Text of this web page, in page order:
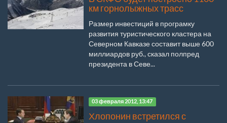
км горнолыжных трасс
Размер инвестиций в програмку
развития туристического кластера на
Северном Кавказе составит выше 600
миллиардов руб., сказал полпред
президента в Севе...
03 февраля 2012, 13:47
Хлопонин встретился с